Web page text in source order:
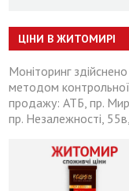
ЦІНИ В ЖИТОМИРІ
Моніторинг
методом
продажу: АТБ, пр.
пр. Незалежності,